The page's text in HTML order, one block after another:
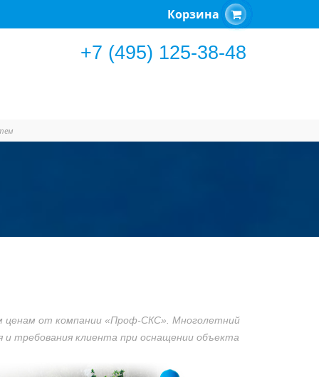
Корзина
+7 (495) 125-38-48
ценам от компании «Проф-СКС». Многолетний
требования клиента при оснащении объекта